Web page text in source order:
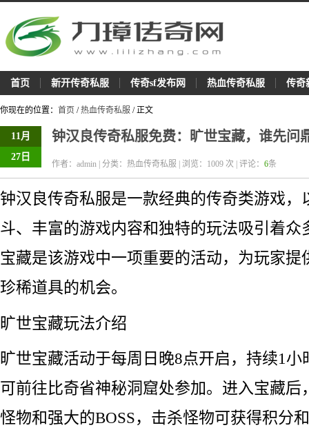
首页 新开传奇私服 传奇sf发布网 热血传奇私服 传奇
你现在的位置： 首页 /热血传奇私服 / 正文
11月
27日
钟汉良传奇私服免费：旷世宝藏，谁先问
作者：admin | 分类：热血传奇私服 | 浏览： 1009 次 | 评论： 6条
钟汉良传奇私服是一款经典的传奇类游戏，
斗、丰富的游戏内容和独特的玩法吸引着众
宝藏是该游戏中一项重要的活动，为玩家提
珍稀道具的机会。
旷世宝藏玩法介绍
旷世宝藏活动于每周日晚8点开启，持续1
可前往比奇省神秘洞窟处参加。进入宝藏后
怪物和强大的BOSS，击杀怪物可获得积分